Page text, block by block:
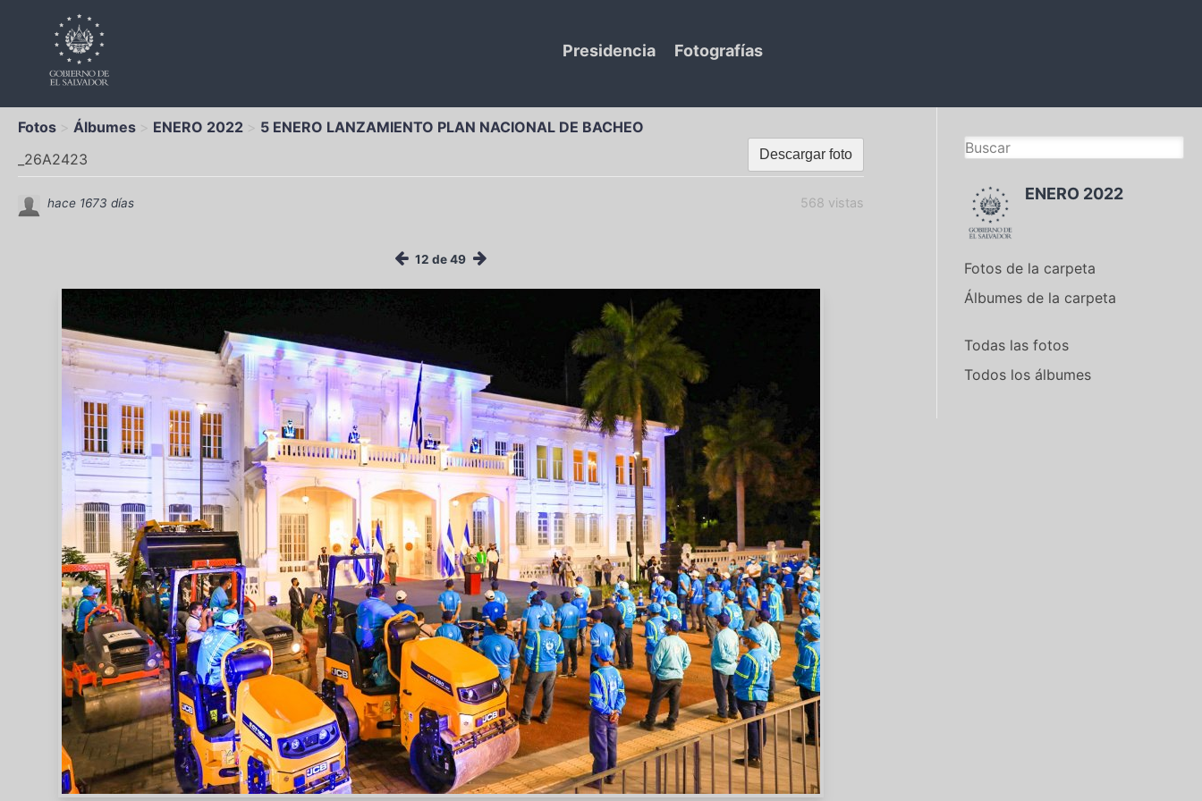
Presidencia Fotografías
Fotos Álbumes ENERO 2022 5 ENERO LANZAMIENTO PLAN NACIONAL DE BACHEO
Descargar foto
_26A2423
568 vistas
hace 1673 días
12 de 49
ENERO 2022
Fotos de la carpeta
Álbumes de la carpeta
Todas las fotos
Todos los álbumes